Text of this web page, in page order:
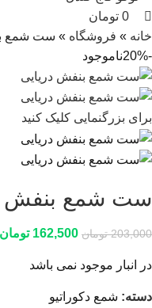
0 تومان
خانه » فروشگاه » ست شمع
-20%
ناموجود
برای بزرگنمایی کلیک کنید
ست شمع بنفش
203,000 تومان 162,500 تومان
در انبار موجود نمی باشد
دسته: شمع دکوراتیو